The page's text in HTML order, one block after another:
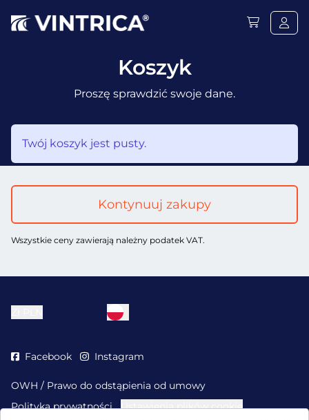
Koszyk
Proszę sprawdzić swoje dane.
Twój koszyk jest pusty.
Kontynuuj zakupy
Wszystkie ceny zawierają należny podatek VAT.
Facebook Instagram
OWH / Prawo do odstąpienia od umowy
Polityka prywatności
Ustawienia plików cookie